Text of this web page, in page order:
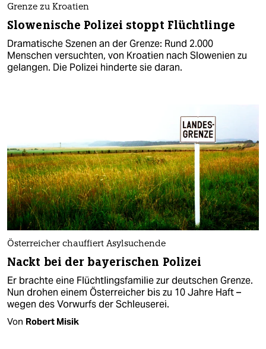
Grenze zu Kroatien
Slowenische Polizei stoppt Flüchtlinge
Dramatische Szenen an der Grenze: Rund 2.000
Menschen versuchten, von Kroatien nach Slowenien zu
gelangen. Die Polizei hinderte sie daran.
Österreicher chauffiert Asylsuchende
Nackt bei der bayerischen Polizei
Er brachte eine Flüchtlingsfamilie zur deutschen Grenze.
Nun drohen einem Österreicher bis zu 10 Jahre Haft –
wegen des Vorwurfs der Schleuserei.
Von Robert Misik